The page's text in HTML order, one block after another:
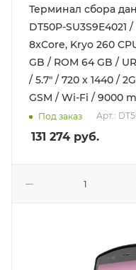
Терминал сбора
DT50P-SU3S9E4021
8xCore, Kryo 260
GB / ROM 64 GB /
/ 5.7" / 720 x 1440 /
GSM / Wi-Fi / 9000
Под заказ Арт.:
131 274 руб.